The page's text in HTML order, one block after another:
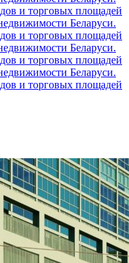
и торговых площадей
Беларуси.
и торговых площадей
Беларуси.
и торговых площадей
Беларуси.
и торговых площадей